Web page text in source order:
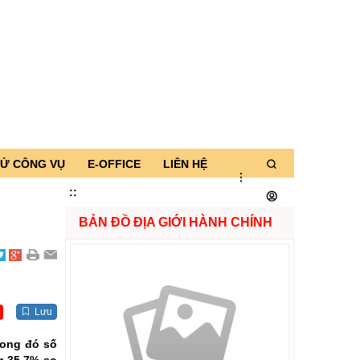
CÔNG VỤ E-OFFICE LIÊN HỆ
::
Lưu
đó số
BẢN ĐỒ ĐỊA GIỚI HÀNH CHÍNH